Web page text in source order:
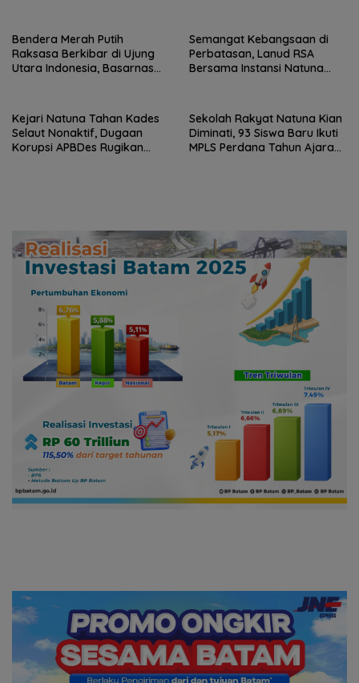
Bendera Merah Putih
Raksasa Berkibar di Ujung
Utara Indonesia, Basarnas
Perbatasan
Semangat Kebangsaan di
Perbatasan, Lanud RSA
Bersama Instansi Natuna
Kejari Natuna Tahan Kades
Selaut Nonaktif, Dugaan
Korupsi APBDes Rugikan
Sekolah Rakyat Natuna Kian
Diminati, 93 Siswa Baru Ikuti
MPLS Perdana Tahun Ajaran